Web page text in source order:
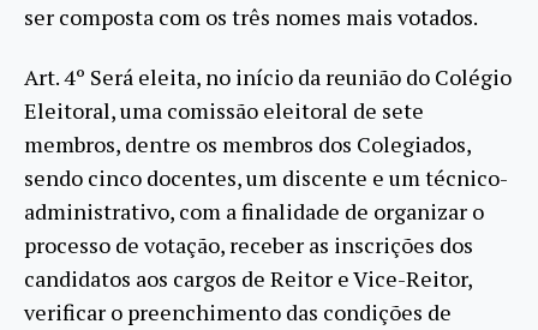
ser composta com os três nomes mais votados.
Art. 4º Será eleita, no início da reunião do Colégio
Eleitoral, uma comissão eleitoral de sete
membros, dentre os membros dos Colegiados,
sendo cinco docentes, um discente e um técnico-
administrativo, com a finalidade de organizar o
processo de votação, receber as inscrições dos
candidatos aos cargos de Reitor e Vice-Reitor,
verificar o preenchimento das condições de